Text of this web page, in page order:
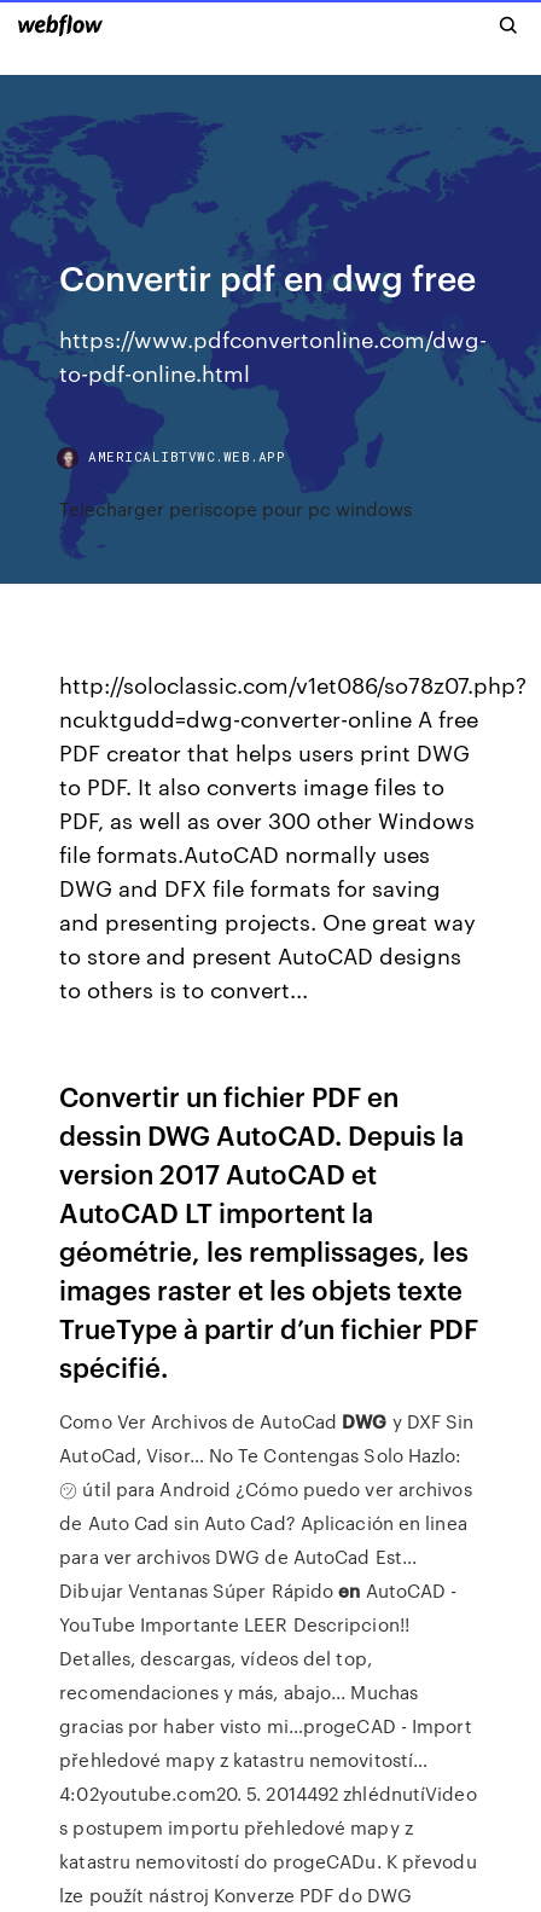
Convertir pdf en dwg free
https://www.pdfconvertonline.com/dwg-
to-pdf-online.html
AMERICALIBTVWC.WEB.APP
Telecharger periscope pour pc windows
http://soloclassic.com/v1et086/so78z07.php?
ncuktgudd=dwg-converter-online A free
PDF creator that helps users print DWG
to PDF. It also converts image files to
PDF, as well as over 300 other Windows
file formats.AutoCAD normally uses
DWG and DFX file formats for saving
and presenting projects. One great way
to store and present AutoCAD designs
to others is to convert...
Convertir un fichier PDF en
dessin DWG AutoCAD. Depuis la
version 2017 AutoCAD et
AutoCAD LT importent la
géométrie, les remplissages, les
images raster et les objets texte
TrueType à partir d’un fichier PDF
spécifié.
Como Ver Archivos de AutoCad DWG y DXF Sin
AutoCad, Visor… No Te Contengas Solo Hazlo:
㋡ útil para Android ¿Cómo puedo ver archivos
de Auto Cad sin Auto Cad? Aplicación en linea
para ver archivos DWG de AutoCad Est...
Dibujar Ventanas Súper Rápidoen AutoCAD -
YouTube Importante LEER Descripcion!!
Detalles, descargas, vídeos del top,
recomendaciones y más, abajo... Muchas
gracias por haber visto mi…progeCAD - Import
přehledové mapy z katastru nemovitostí…
4:02youtube.com20. 5. 2014492 zhlédnutíVideo
s postupem importu přehledové mapy z
katastru nemovitostí do progeCADu. K převodu
lze použít nástroj Konverze PDF do DWG